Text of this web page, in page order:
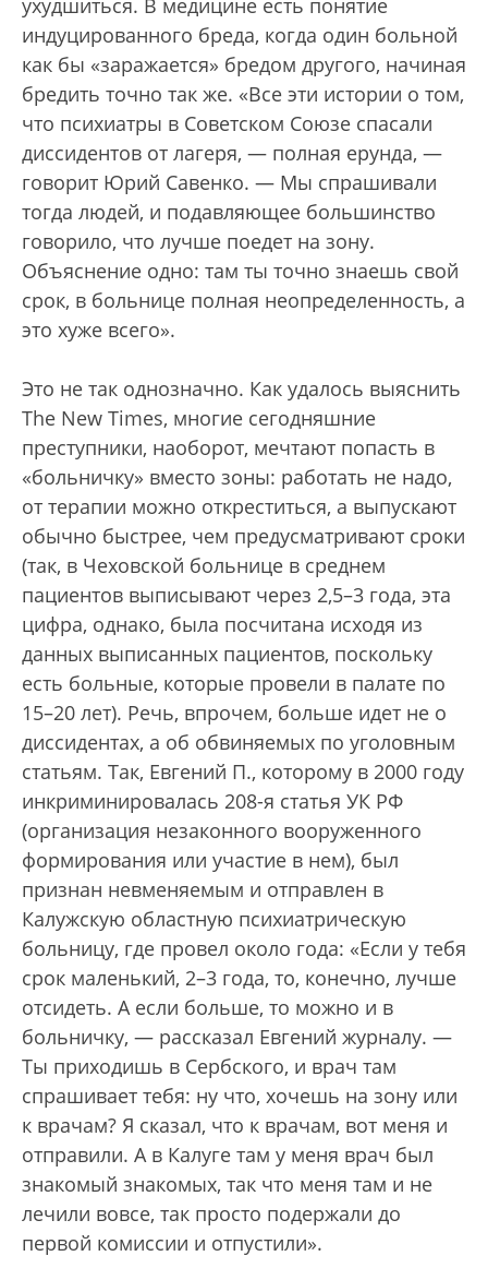
ухудшиться. В медицине есть понятие
индуцированного бреда, когда один больной
как бы «заражается» бредом другого, начиная
бредить точно так же. «Все эти истории о том,
что психиатры в Советском Союзе спасали
диссидентов от лагеря, — полная ерунда, —
говорит Юрий Савенко. — Мы спрашивали
тогда людей, и подавляющее большинство
говорило, что лучше поедет на зону.
Объяснение одно: там ты точно знаешь свой
срок, в больнице полная неопределенность, а
это хуже всего».
Это не так однозначно. Как удалось выяснить
The New Times, многие сегодняшние
преступники, наоборот, мечтают попасть в
«больничку» вместо зоны: работать не надо,
от терапии можно откреститься, а выпускают
обычно быстрее, чем предусматривают сроки
(так, в Чеховской больнице в среднем
пациентов выписывают через 2,5–3 года, эта
цифра, однако, была посчитана исходя из
данных выписанных пациентов, поскольку
есть больные, которые провели в палате по
15–20 лет). Речь, впрочем, больше идет не о
диссидентах, а об обвиняемых по уголовным
статьям. Так, Евгений П., которому в 2000 году
инкриминировалась 208-я статья УК РФ
(организация незаконного вооруженного
формирования или участие в нем), был
признан невменяемым и отправлен в
Калужскую областную психиатрическую
больницу, где провел около года: «Если у тебя
срок маленький, 2–3 года, то, конечно, лучше
отсидеть. А если больше, то можно и в
больничку, — рассказал Евгений журналу. —
Ты приходишь в Сербского, и врач там
спрашивает тебя: ну что, хочешь на зону или
к врачам? Я сказал, что к врачам, вот меня и
отправили. А в Калуге там у меня врач был
знакомый знакомых, так что меня там и не
лечили вовсе, так просто подержали до
первой комиссии и отпустили».